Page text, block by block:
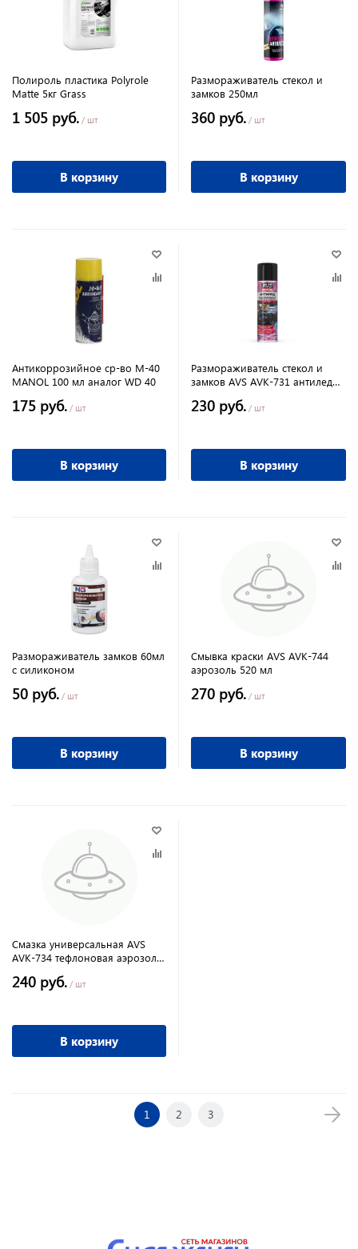
Полироль пластика Polyrole
Matte 5кг Grass
1 505 руб. / шт
В корзину
Размораживатель стекол и
замков 250мл
360 руб. / шт
В корзину
Антикоррозийное ср-во М-40
MANOL 100 мл аналог WD 40
175 руб. / шт
В корзину
Размораживатель стекол и
замков AVS AVK-731 антилед
230 руб. / шт
В корзину
Размораживатель замков 60мл
с силиконом
50 руб. / шт
В корзину
Смывка краски AVS AVK-744
аэрозоль 520 мл
270 руб. / шт
В корзину
Смазка универсальная AVS
AVK-734 тефлоновая аэрозоль
240 руб. / шт
В корзину
1 2 3